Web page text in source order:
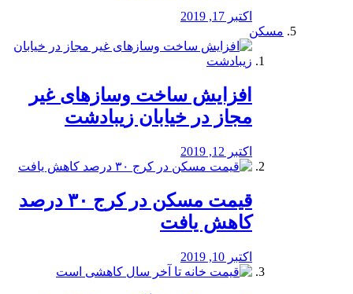
اکتبر 17, 2019
مسکن
افزایش ساخت وسازهای غیر
مجاز در خیابان زیبادشت
اکتبر 12, 2019
️قیمت مسکن در کرج ۳۰ درصد
کاهش یافت
اکتبر 10, 2019